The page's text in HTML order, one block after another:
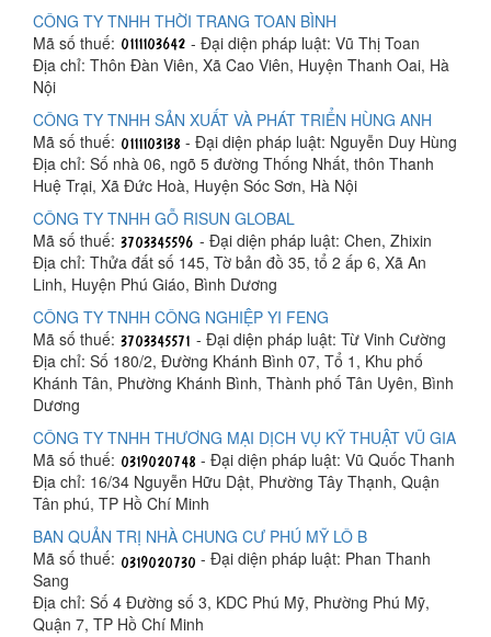
CÔNG TY TNHH THỜI TRANG TOAN BÌNH
Mã số thuế:
- Đại diện pháp luật: Vũ Thị Toan
Địa chỉ: Thôn Đàn Viên, Xã Cao Viên, Huyện Thanh Oai, Hà
Nội
CÔNG TY TNHH SẢN XUẤT VÀ PHÁT TRIỂN HÙNG ANH
Mã số thuế:
- Đại diện pháp luật: Nguyễn Duy Hùng
Địa chỉ: Số nhà 06, ngõ 5 đường Thống Nhất, thôn Thanh
Huệ Trại, Xã Đức Hoà, Huyện Sóc Sơn, Hà Nội
CÔNG TY TNHH GỖ RISUN GLOBAL
Mã số thuế:
- Đại diện pháp luật: Chen, Zhixin
Địa chỉ: Thửa đất số 145, Tờ bản đồ 35, tổ 2 ấp 6, Xã An
Linh, Huyện Phú Giáo, Bình Dương
CÔNG TY TNHH CÔNG NGHIỆP YI FENG
Mã số thuế:
- Đại diện pháp luật: Từ Vinh Cường
Địa chỉ: Số 180/2, Đường Khánh Bình 07, Tổ 1, Khu phố
Khánh Tân, Phường Khánh Bình, Thành phố Tân Uyên, Bình
Dương
CÔNG TY TNHH THƯƠNG MẠI DỊCH VỤ KỸ THUẬT VŨ GIA
Mã số thuế:
- Đại diện pháp luật: Vũ Quốc Thanh
Địa chỉ: 16/34 Nguyễn Hữu Dật, Phường Tây Thạnh, Quận
Tân phú, TP Hồ Chí Minh
BAN QUẢN TRỊ NHÀ CHUNG CƯ PHÚ MỸ LÔ B
Mã số thuế:
- Đại diện pháp luật: Phan Thanh
Sang
Địa chỉ: Số 4 Đường số 3, KDC Phú Mỹ, Phường Phú Mỹ,
Quận 7, TP Hồ Chí Minh